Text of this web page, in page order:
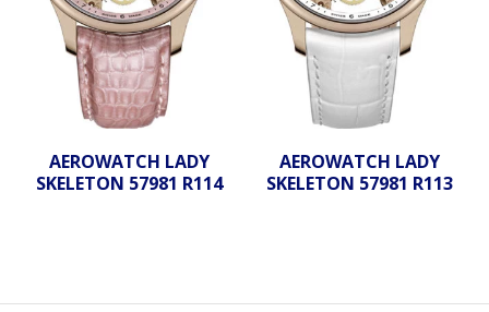
AEROWATCH LADY
SKELETON 57981 R114
AEROWATCH LADY
SKELETON 57981 R113